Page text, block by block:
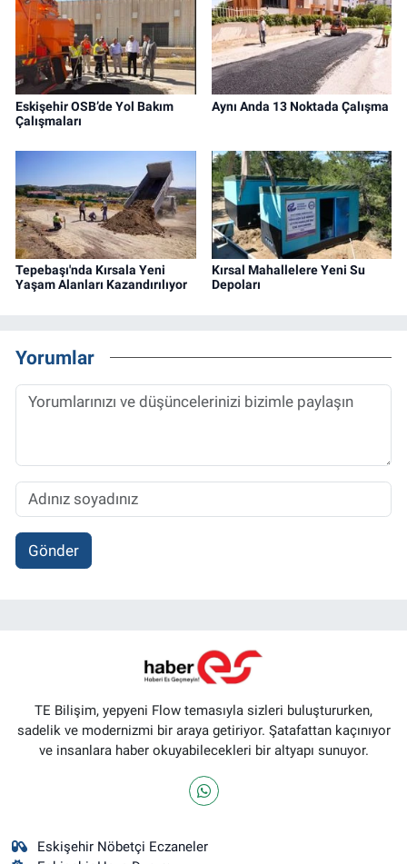
Eskişehir OSB’de Yol Bakım
Çalışmaları
Aynı Anda 13 Noktada Çalışma
Tepebaşı'nda Kırsala Yeni
Yaşam Alanları Kazandırılıyor
Kırsal Mahallelere Yeni Su
Depoları
Yorumlar
Gönder
TE Bilişim, yepyeni Flow temasıyla sizleri buluştururken,
sadelik ve modernizmi bir araya getiriyor. Şatafattan kaçınıyor
ve insanlara haber okuyabilecekleri bir altyapı sunuyor.
Eskişehir Nöbetçi Eczaneler